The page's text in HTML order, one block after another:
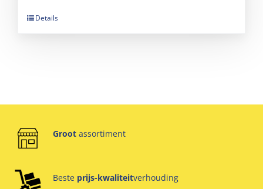
Details
Groot assortiment
Beste prijs-kwaliteitverhouding